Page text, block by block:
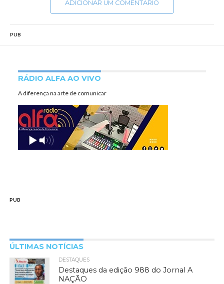
ADICIONAR UM COMENTÁRIO
PUB
RÁDIO ALFA AO VIVO
A diferença na arte de comunicar
PUB
ÚLTIMAS NOTÍCIAS
DESTAQUES
Destaques da edição 988 do Jornal A
NAÇÃO